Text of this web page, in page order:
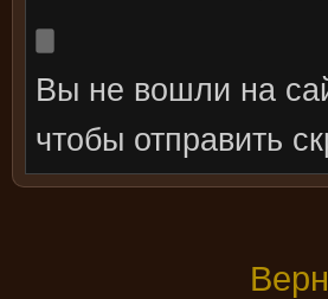
Вы не вошли на
чтобы отправить